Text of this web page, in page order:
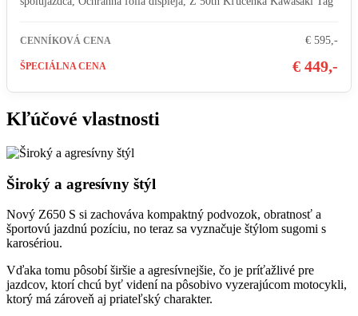
CENNÍKOVÁ CENA € 595,-
ŠPECIÁLNA CENA € 449,-
Kľúčové vlastnosti
Široký a agresívny štýl
Nový Z650 S si zachováva kompaktný podvozok, obratnosť a
športovú jazdnú pozíciu, no teraz sa vyznačuje štýlom sugomi s
karosériou.
Vďaka tomu pôsobí širšie a agresívnejšie, čo je príťažlivé pre
jazdcov, ktorí chcú byť videní na pôsobivo vyzerajúcom motocykli,
ktorý má zároveň aj priateľský charakter.